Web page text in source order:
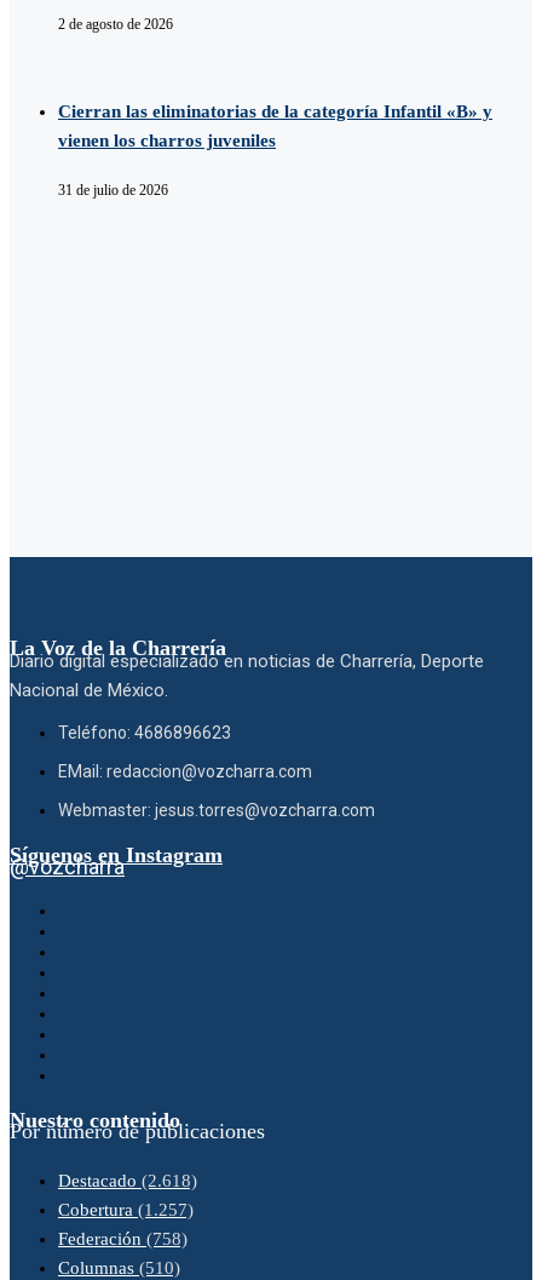
2 de agosto de 2026
Cierran las eliminatorias de la categoría Infantil «B» y
vienen los charros juveniles
31 de julio de 2026
La Voz de la Charrería
Diario digital especializado en noticias de Charrería, Deporte
Nacional de México.
Teléfono: 4686896623
EMail: redaccion@vozcharra.com
Webmaster: jesus.torres@vozcharra.com
Síguenos en Instagram
@vozcharra
Nuestro contenido
Por número de publicaciones
Destacado (2.618)
Cobertura (1.257)
Federación (758)
Columnas (510)